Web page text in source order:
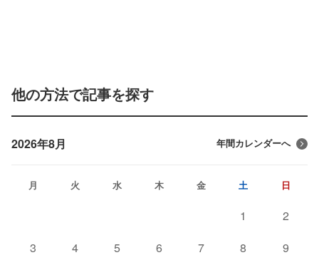
他の方法で記事を探す
2026年8月 年間カレンダーへ
月 火 水 木 金 土 日
1
2
3
4 5 6 7 8 9